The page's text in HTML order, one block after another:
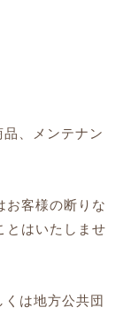
、メンテナン
お客様の断りな
とはいたしませ
は地方公共団